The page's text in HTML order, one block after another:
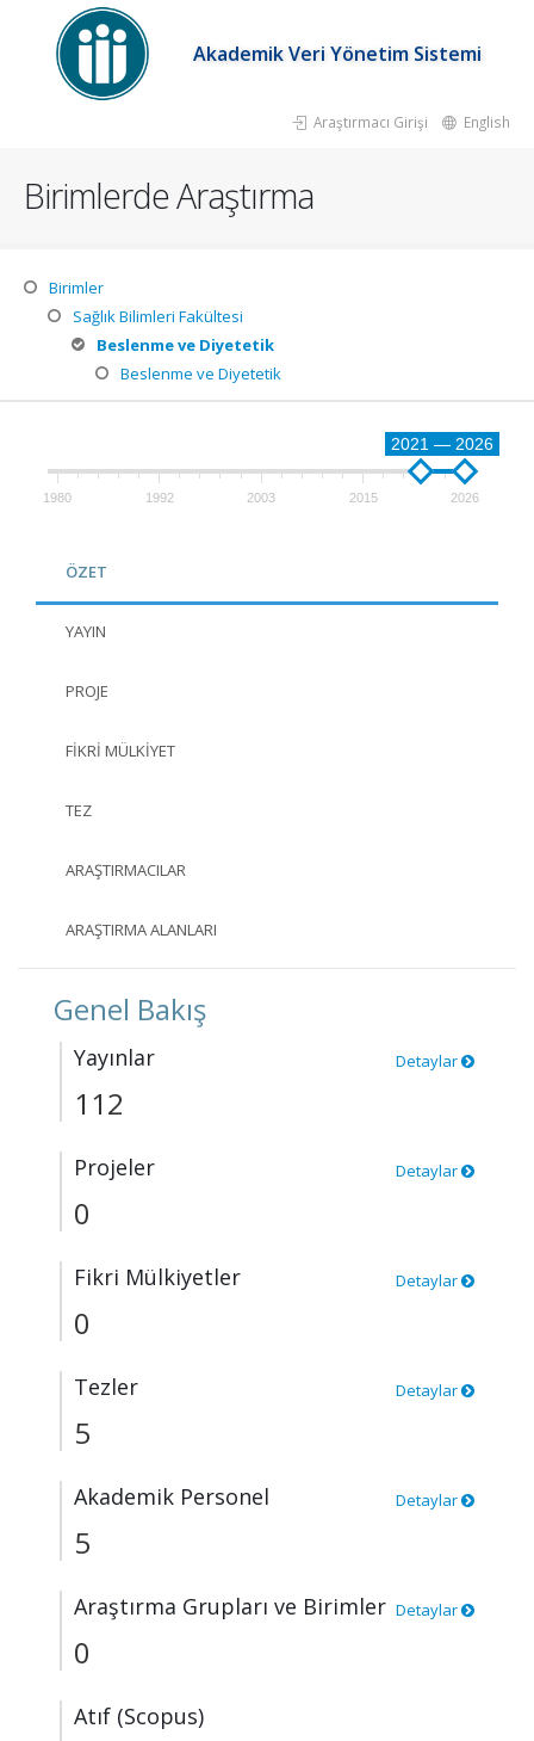
Akademik Veri Yönetim Sistemi
Araştırmacı Girişi English
Birimlerde Araştırma
Birimler
Sağlık Bilimleri Fakültesi
Beslenme ve Diyetetik
Beslenme ve Diyetetik
2021 — 2026
1980 1992 2003 2015 2026
ÖZET
YAYIN
PROJE
FIKRI MÜLKIYET
TEZ
ARAŞTIRMACILAR
ARAŞTIRMA ALANLARI
Genel Bakış
Yayınlar Detaylar
112
Projeler Detaylar
0
Fikri Mülkiyetler Detaylar
0
Tezler Detaylar
5
Akademik Personel Detaylar
5
Araştırma Grupları ve Birimler Detaylar
0
Atıf (Scopus)